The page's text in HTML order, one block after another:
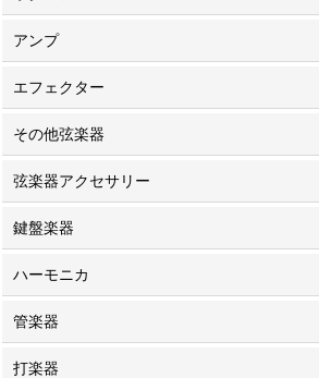
アンプ
エフェクター
その他弦楽器
弦楽器アクセサリー
鍵盤楽器
ハーモニカ
管楽器
打楽器